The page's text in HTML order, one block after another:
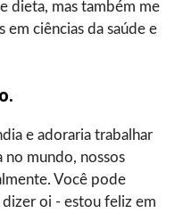
dieta, mas também me
em ciências da saúde e
e adoraria trabalhar
no mundo, nossos
Você pode
oi - estou feliz em